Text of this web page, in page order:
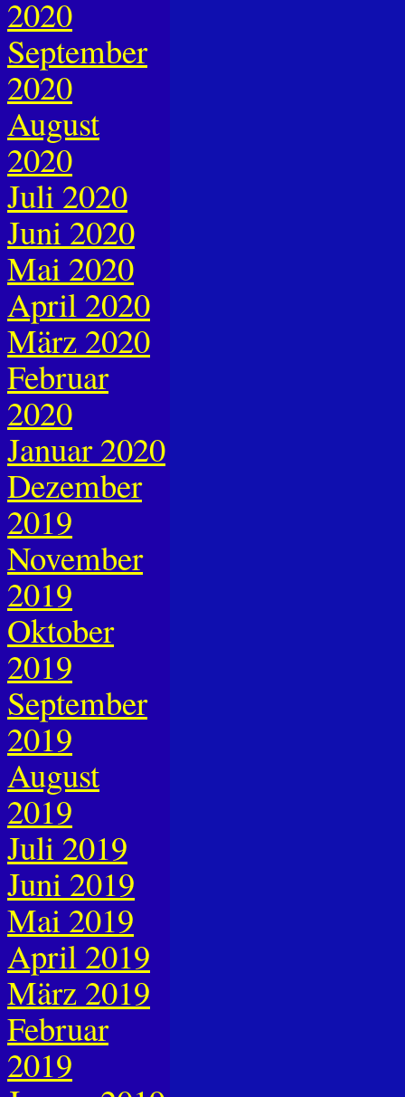
2020
September
2020
August
2020
Juli 2020
Juni 2020
Mai 2020
April 2020
März 2020
Februar
2020
Januar 2020
Dezember
2019
November
2019
Oktober
2019
September
2019
August
2019
Juli 2019
Juni 2019
Mai 2019
April 2019
März 2019
Februar
2019